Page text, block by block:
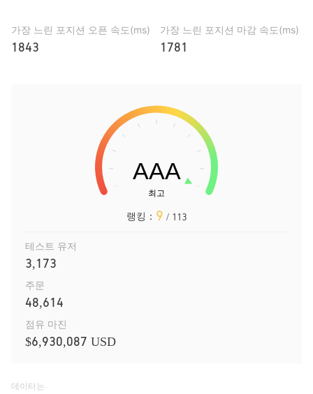
가장 느린 포지션 오픈 속도(ms)
1843
가장 느린 포지션 마감 속도(ms)
1781
랭킹： 9 / 113
테스트 유저
3,173
주문
48,614
점유 마진
$6,930,087 USD
데이터는